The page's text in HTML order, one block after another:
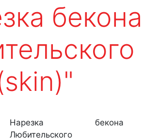
бекона
Нарезка бекона
Любительского